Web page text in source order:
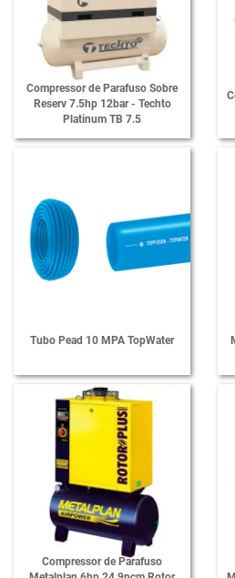
Compressor de Parafuso Sobre
Reserv 7.5hp 12bar - Techto
Platinum TB 7.5
Tubo Pead 10 MPA TopWater
Compressor de Parafuso